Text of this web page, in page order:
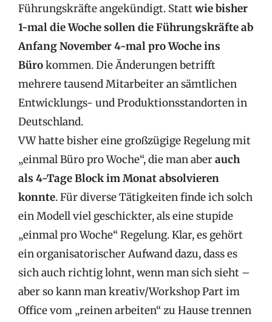
Führungskräfte angekündigt. Stattwie bisher
1-mal die Woche sollen die Führungskräfte ab
Anfang November 4-mal pro Woche ins
Bürokommen. Die Änderungen betrifft
mehrere tausend Mitarbeiter an sämtlichen
Entwicklungs- und Produktionsstandorten in
Deutschland.
VW hatte bisher eine großzügige Regelung mit
„einmal Büro pro Woche“, die man aberauch
als 4-Tage Block im Monat absolvieren
konnte. Für diverse Tätigkeiten finde ich solch
ein Modell viel geschickter, als eine stupide
„einmal pro Woche“ Regelung. Klar, es gehört
ein organisatorischer Aufwand dazu, dass es
sich auch richtig lohnt, wenn man sich sieht –
aber so kann man kreativ/Workshop Part im
Office vom „reinen arbeiten“ zu Hause trennen